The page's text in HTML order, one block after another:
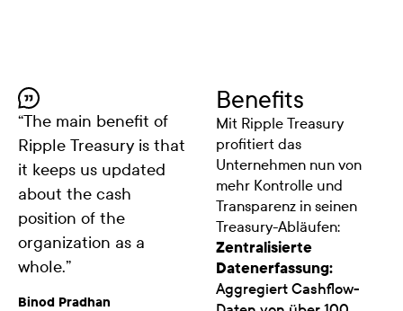
“The main benefit of
Ripple Treasury is that
it keeps us updated
about the cash
position of the
organization as a
whole.”
Binod Pradhan
Benefits
Mit Ripple Treasury
profitiert das
Unternehmen nun von
mehr Kontrolle und
Transparenz in seinen
Treasury-Abläufen:
Zentralisierte
Datenerfassung:
Aggregiert Cashflow-